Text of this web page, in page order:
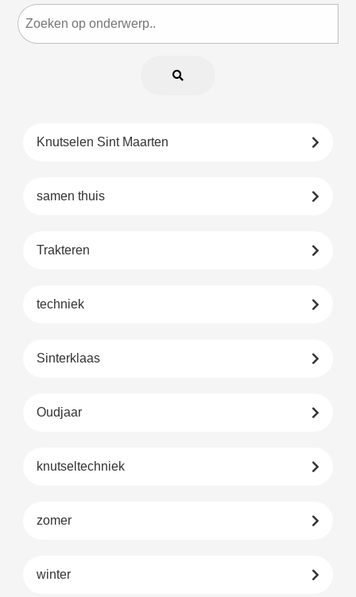
Knutselen Sint Maarten
samen thuis
Trakteren
techniek
Sinterklaas
Oudjaar
knutseltechniek
zomer
winter